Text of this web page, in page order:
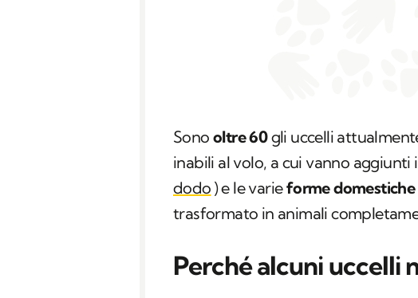
Sono oltre 60gli uccelli
inabili al volo, a cui vanno
dodo ) e le varieforme domestiche
trasformato in animali
Perché alcuni uccelli